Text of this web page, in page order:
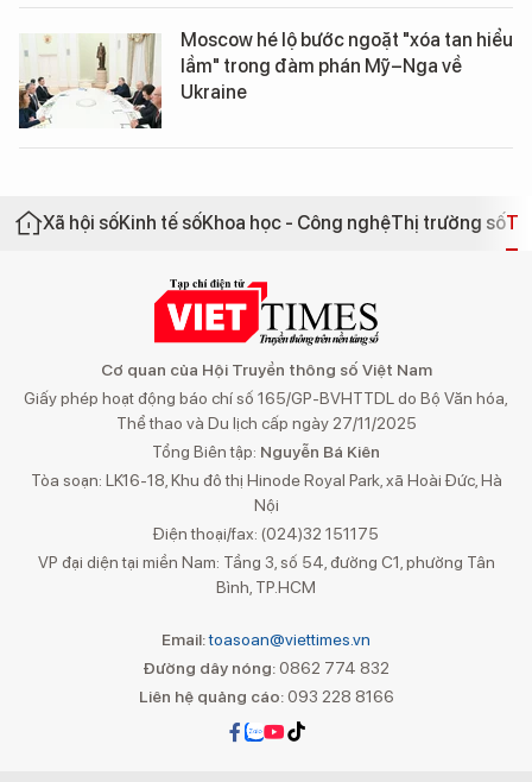
Moscow hé lộ bước ngoặt "xóa tan hiểu
lầm" trong đàm phán Mỹ–Nga về
Ukraine
Xã hội sốKinh tế sốKhoa học - Công nghệThị trường số
Cơ quan của Hội Truyền thông số Việt Nam
Giấy phép hoạt động báo chí số 165/GP-BVHTTDL do Bộ Văn hóa,
Thể thao và Du lịch cấp ngày 27/11/2025
Tổng Biên tập: Nguyễn Bá Kiên
Tòa soạn: LK16-18, Khu đô thị Hinode Royal Park, xã Hoài Đức, Hà
Nội
Điện thoại/fax: (024)32 151175
VP đại diện tại miền Nam: Tầng 3, số 54, đường C1, phường Tân
Bình, TP.HCM
Email:toasoan@viettimes.vn
Đường dây nóng: 0862 774 832
Liên hệ quảng cáo:093 228 8166